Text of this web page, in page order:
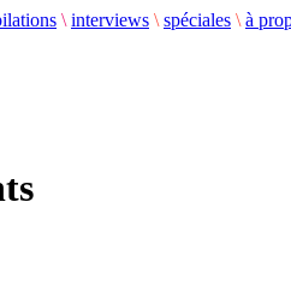
\ interviews \ spéciales \ à